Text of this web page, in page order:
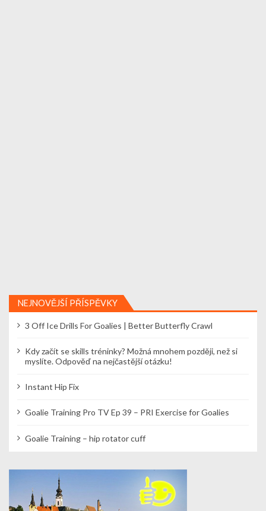
NEJNOVĚJŠÍ PŘÍSPĚVKY
3 Off Ice Drills For Goalies | Better Butterfly Crawl
Kdy začít se skills tréninky? Možná mnohem později, než si
myslíte. Odpověď na nejčastější otázku!
Instant Hip Fix
Goalie Training Pro TV Ep 39 – PRI Exercise for Goalies
Goalie Training – hip rotator cuff